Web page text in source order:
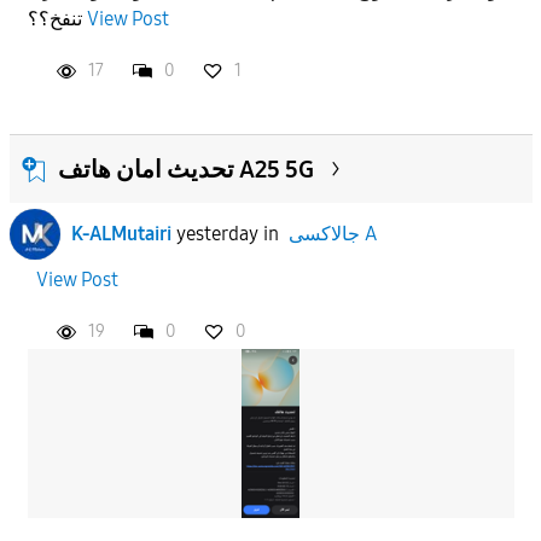
تنفخ؟؟ View Post
17 0 1
تحديث امان هاتف A25 5G
K-ALMutairi yesterdayin
جالاكسى A
View Post
19 0 0